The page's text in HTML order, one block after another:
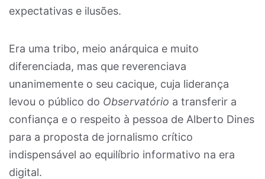
expectativas e ilusões.
Era uma tribo, meio anárquica e muito
diferenciada, mas que reverenciava
unanimemente o seu cacique, cuja liderança
levou o público do Observatório a transferir a
confiança e o respeito à pessoa de Alberto Dines
para a proposta de jornalismo crítico
indispensável ao equilíbrio informativo na era
digital.